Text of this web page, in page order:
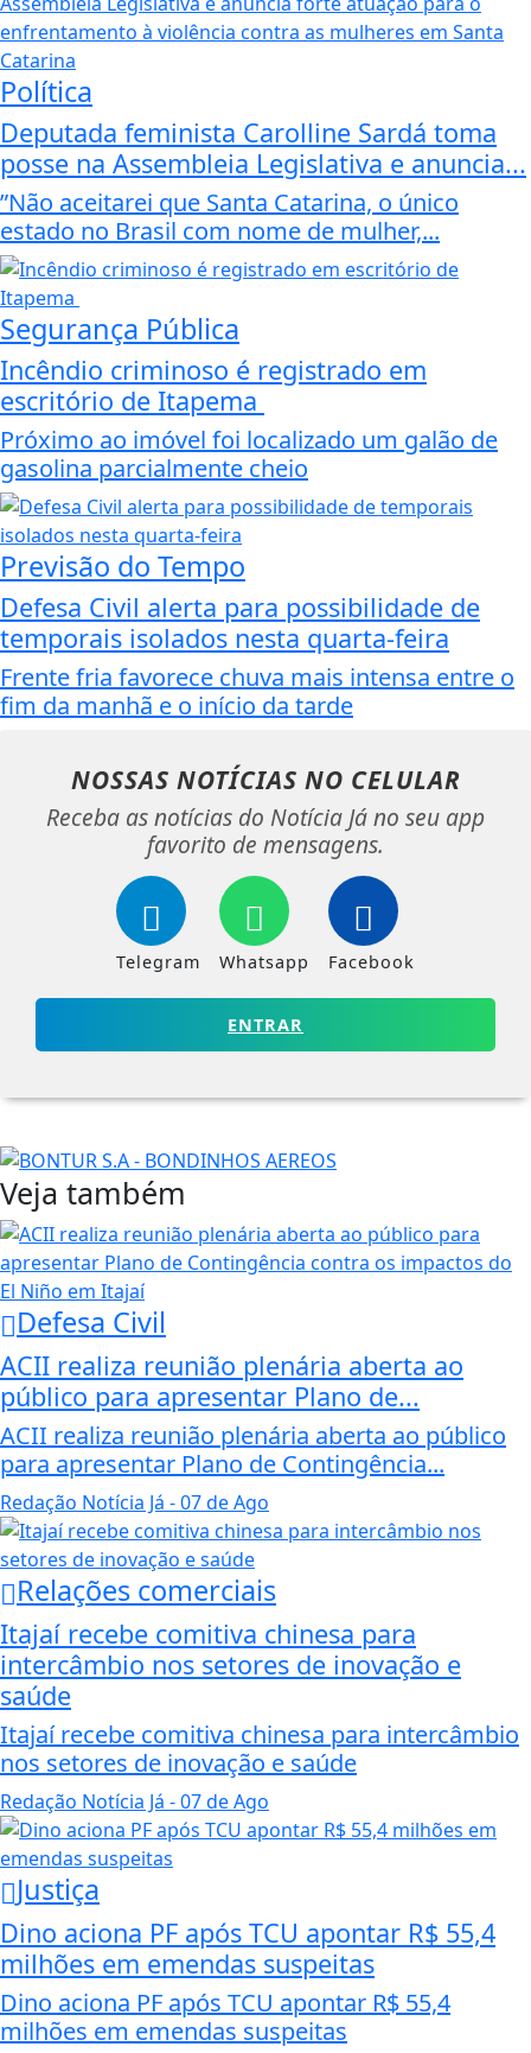
Política
Deputada feminista Carolline Sardá toma
posse na Assembleia Legislativa e anuncia...
”Não aceitarei que Santa Catarina, o único
estado no Brasil com nome de mulher,...
Segurança Pública
Incêndio criminoso é registrado em
escritório de Itapema
Próximo ao imóvel foi localizado um galão de
gasolina parcialmente cheio
Previsão do Tempo
Defesa Civil alerta para possibilidade de
temporais isolados nesta quarta-feira
Frente fria favorece chuva mais intensa entre o
fim da manhã e o início da tarde
NOSSAS NOTÍCIAS NO CELULAR
Receba as notícias do Notícia Já no seu app
favorito de mensagens.
Telegram Whatsapp Facebook
ENTRAR
Veja também
Defesa Civil
ACII realiza reunião plenária aberta ao
público para apresentar Plano de...
ACII realiza reunião plenária aberta ao público
para apresentar Plano de Contingência...
Redação Notícia Já - 07 de Ago
Relações comerciais
Itajaí recebe comitiva chinesa para
intercâmbio nos setores de inovação e
saúde
Itajaí recebe comitiva chinesa para intercâmbio
nos setores de inovação e saúde
Redação Notícia Já - 07 de Ago
Justiça
Dino aciona PF após TCU apontar R$ 55,4
milhões em emendas suspeitas
Dino aciona PF após TCU apontar R$ 55,4
milhões em emendas suspeitas